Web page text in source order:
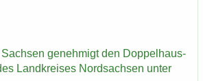
Sach­sen ge­neh­migt den Dop­pel­haus­
Land­krei­ses Nord­sach­sen unter